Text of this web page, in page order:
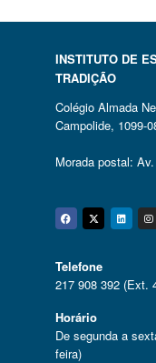
INSTITUTO DE
TRADIÇÃO
Colégio Almada
Campolide, 1099-
Morada postal:
Telefone
217 908 392 (Ext.
Horário
De segunda a
feira)